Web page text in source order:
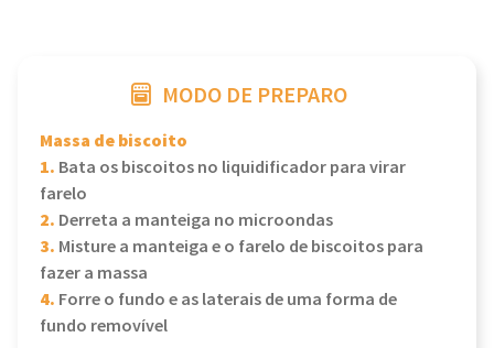
MODO DE PREPARO
Massa de biscoito
1. Bata os biscoitos no liquidificador para virar
farelo
2. Derreta a manteiga no microondas
3. Misture a manteiga e o farelo de biscoitos para
fazer a massa
4. Forre o fundo e as laterais de uma forma de
fundo removível